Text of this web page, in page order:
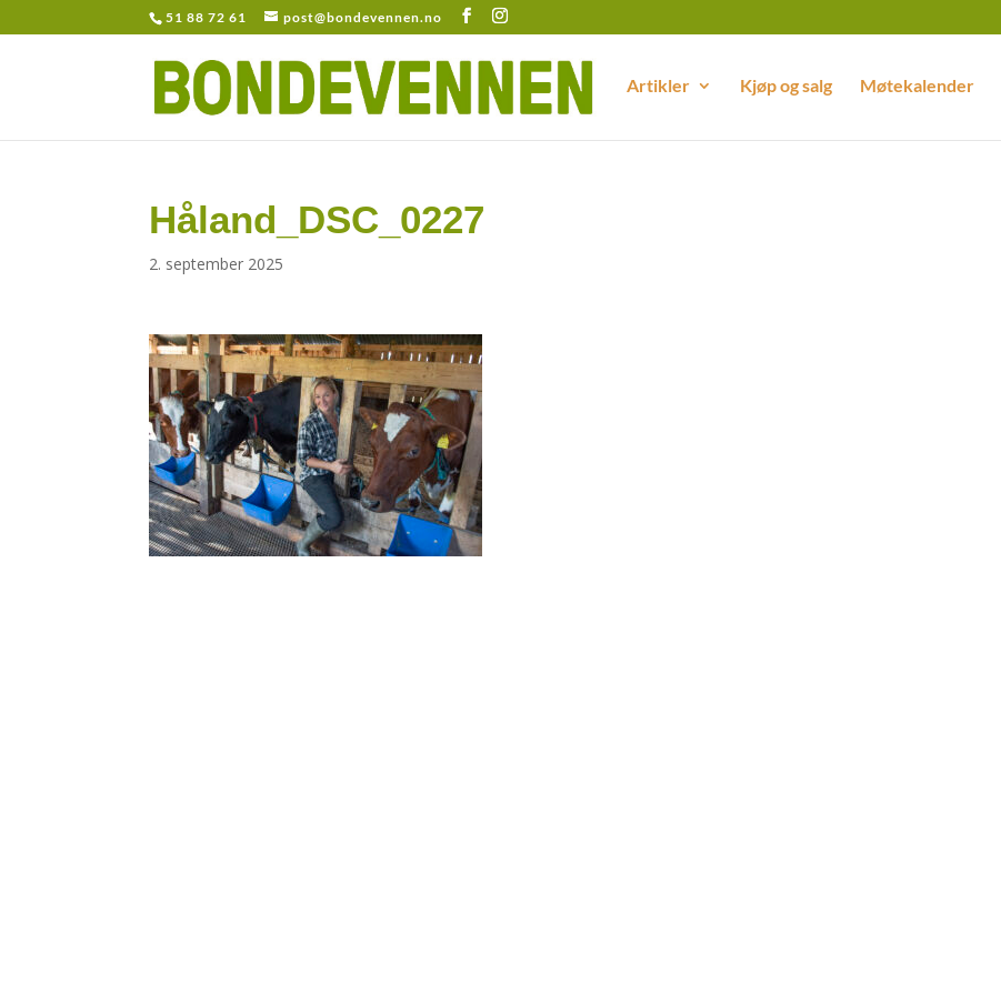
51 88 72 61 post@bondevennen.no
Artikler Kjøp og salg Møtekalender
Håland_DSC_0227
2. september 2025